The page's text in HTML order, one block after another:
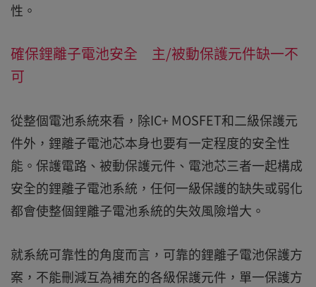
性。
確保鋰離子電池安全 主/被動保護元件缺一不
可
從整個電池系統來看，除IC+ MOSFET和二級保護元
件外，鋰離子電池芯本身也要有一定程度的安全性
能。保護電路、被動保護元件、電池芯三者一起構成
安全的鋰離子電池系統，任何一級保護的缺失或弱化
都會使整個鋰離子電池系統的失效風險增大。
就系統可靠性的角度而言，可靠的鋰離子電池保護方
案，不能刪減互為補充的各級保護元件，單一保護方